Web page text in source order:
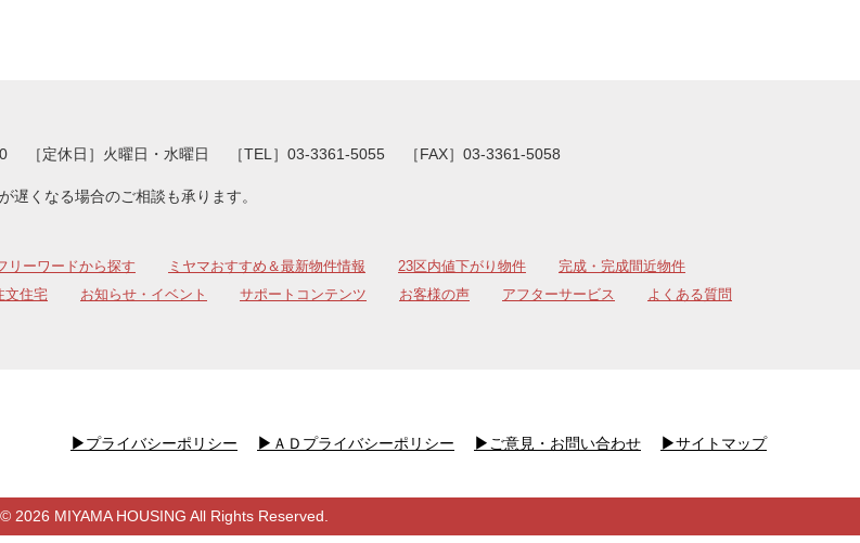
［定休日］火曜日・水曜日 ［TEL］03-3361-5055
［FAX］03-3361-5058
くなる場合のご相談も承ります。
リーワードから探す ミヤマおすすめ＆最新物件情報 23区内値下がり物件
完成・完成間近物件
文住宅 お知らせ・イベント サポートコンテンツ お客様の声 アフターサービス
よくある質問
▶︎プライバシーポリシー ▶︎ ＡＤプライバシーポリシー ▶︎ご意見・お問い合わせ ▶︎サイトマップ
2026 MIYAMA HOUSING All Rights Reserved.